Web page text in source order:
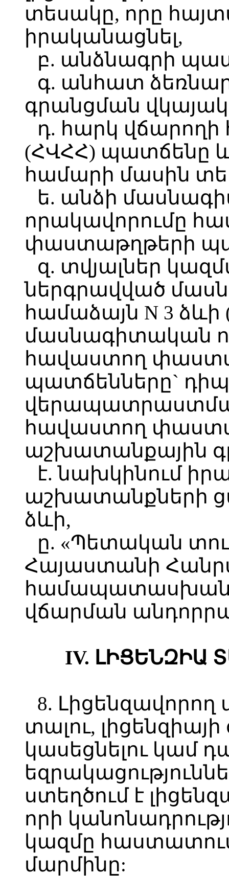
տեսակը, որը
իրականացնել,
բ. անձնագրի
գ. անհատ
գրանցման
դ. հարկ
(ՀՎՀՀ) պատճենը
համարի մասին
ե. անձի
որակավորումը
փաստաթղթերի
զ. տվյալներ
ներգրավված
համաձայն N 3 ձևի
մասնագիտական
հավաստող
պատճենները`
հավաստող
աշխատանքային
է. նախկինում
աշխատանքների
ձևի,
ը. «Պետական
Հայաստանի
համապատասխան
վճարման
IV. ԼԻՑԵՆԶԻԱ
8. Լիցենզավորող
տալու, լիցենզիայի
կասեցնելու կամ
ստեղծում է
որի
կազմը
մարմինը: